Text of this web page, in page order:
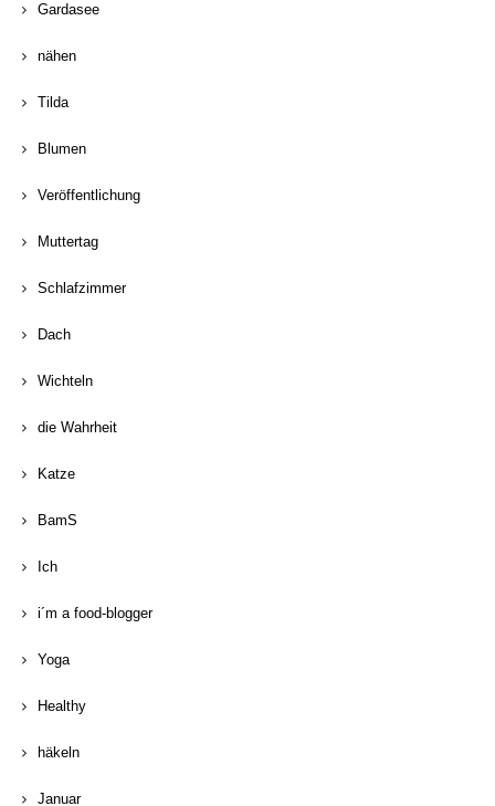
Gardasee
nähen
Tilda
Blumen
Veröffentlichung
Muttertag
Schlafzimmer
Dach
Wichteln
die Wahrheit
Katze
BamS
Ich
i´m a food-blogger
Yoga
Healthy
häkeln
Januar